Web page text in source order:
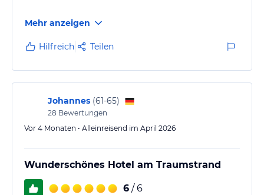
Mehr anzeigen
Hilfreich Teilen
Johannes (61-65)
28 Bewertungen
Vor 4 Monaten • Alleinreisend im April 2026
Wunderschönes Hotel am Traumstrand
6 / 6